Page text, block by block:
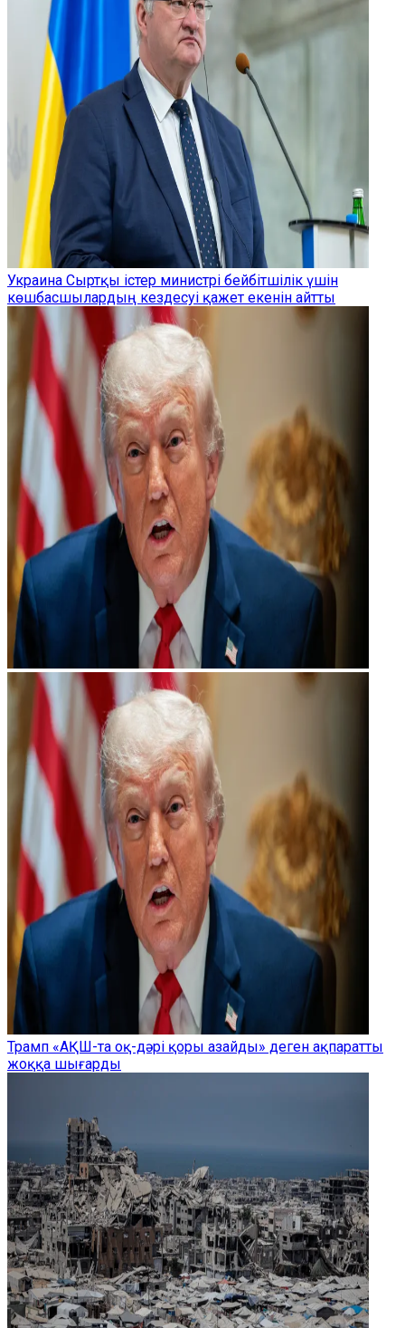
Украина Сыртқы істер министрі бейбітшілік үшін
көшбасшылардың кездесуі қажет екенін айтты
Трамп «АҚШ-та оқ-дәрі қоры азайды» деген ақпаратты
жоққа шығарды